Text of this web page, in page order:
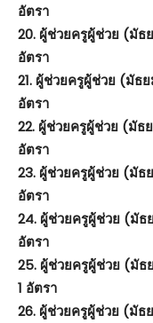
อัตรา
20. ผู้ช่วยครูผู้ช่วย (มัธ
อัตรา
21. ผู้ช่วยครูผู้ช่วย (มัธ
อัตรา
22. ผู้ช่วยครูผู้ช่วย (มัธ
อัตรา
23. ผู้ช่วยครูผู้ช่วย (มัธ
อัตรา
24. ผู้ช่วยครูผู้ช่วย (มัธ
อัตรา
25. ผู้ช่วยครูผู้ช่วย (มัธ
1 อัตรา
26. ผู้ช่วยครูผู้ช่วย (มัธ